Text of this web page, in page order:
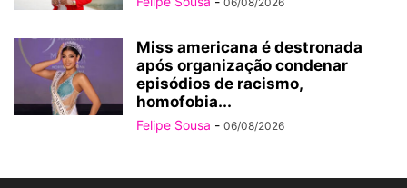
Miss americana é destronada
após organização condenar
episódios de racismo,
homofobia...
Felipe Sousa - 06/08/2026